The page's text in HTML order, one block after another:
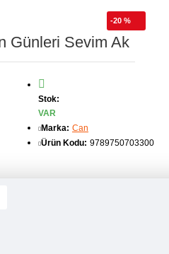
-20 %
Günleri Sevim Ak
Stok:
VAR
Marka: Can
Ürün Kodu: 9789750703300